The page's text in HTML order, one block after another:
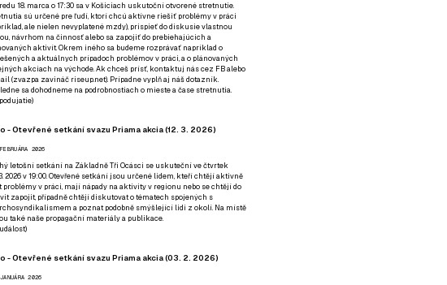
18. marca o 17:30 sa v Košiciach uskutoční otvorené stretnutie.
sú určené pre ľudí, ktorí chcú aktívne riešiť problémy v práci
ale nielen nevyplatené mzdy), prispieť do diskusie vlastnou
návrhom na činnosť alebo sa zapojiť do prebiehajúcich a
aktivít. Okrem iného sa budeme rozprávať napríklad o
a aktuálnych prípadoch problémov v práci, a o plánovaných
akciach na východe. Ak chceš prísť, kontaktuj nás cez FBalebo
(zvazpa zavináč riseup.net). Prípadnevyplň aj náš dotazník.
sa dohodneme na podrobnostiach o mieste a čase stretnutia.
)
- Otevřené setkání svazu Priama akcia (12. 3. 2026)
2026
letošní setkání na Základně Tři Ocásci se uskuteční ve čtvrtek
2026 v 19:00. Otevřené setkání jsou určené lidem, kteří chtějí aktivně
problémy v práci, mají nápady na aktivity v regionu nebo se chtějí do
zapojit, případně chtějí diskutovat o tématech spojených s
a poznat podobně smýšlející lidi z okolí. Na místě
také naše propagační materiály a publikace.
)
- Otevřené setkání svazu Priama akcia (03. 2. 2026)
2026